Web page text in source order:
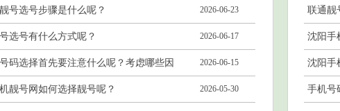
号选号步骤是什么呢？ 2026-06-23
选号有什么方式呢？ 2026-06-17
码选择首先要注意什么呢？考虑哪些因 2026-06-15
靓号网如何选择靓号呢？ 2026-05-30
联通靓
沈阳手
沈阳手
手机号